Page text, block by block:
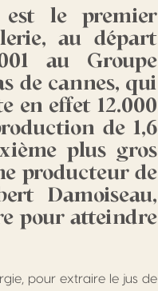
le premier
au départ
au Groupe
de cannes, qui
en effet 12.000
de 1,6
plus gros
producteur de
Damoiseau,
pour atteindre
pour extraire le jus de